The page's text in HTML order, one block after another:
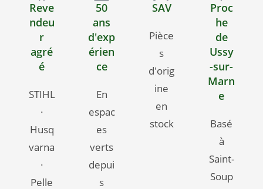
Reve
ndeu
r
agré
é
STIHL
·
Husq
varna
·
Pelle
50
ans
d'exp
érien
ce
En
espac
es
verts
depui
s
SAV
Pièce
s
d'orig
ine
en
stock
Proc
he
de
Ussy
-sur-
Marn
e
Basé
à
Saint-
Soup